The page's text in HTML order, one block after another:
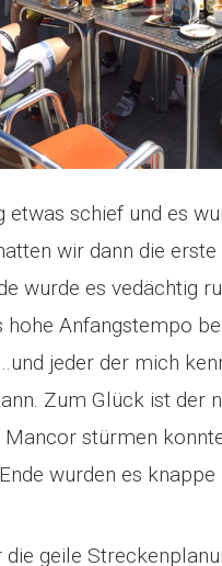
etwas schief und es
wir dann die
wurde es vedächtig
Anfangstempo
jeder der mich
Zum Glück ist der
stürmen
wurden es
geile